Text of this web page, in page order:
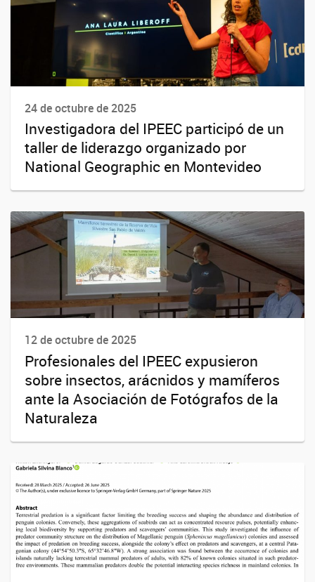
24 de octubre de 2025
Investigadora del IPEEC participó de un
taller de liderazgo organizado por
National Geographic en Montevideo
12 de octubre de 2025
Profesionales del IPEEC expusieron
sobre insectos, arácnidos y mamíferos
ante la Asociación de Fotógrafos de la
Naturaleza